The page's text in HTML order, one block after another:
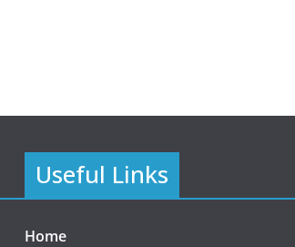
Useful Links
Home